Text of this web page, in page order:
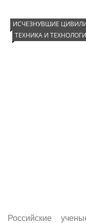
ИСЧЕЗНУВШИЕ
ТЕХНИКА И
Российские